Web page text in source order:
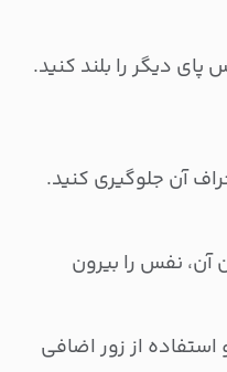
دیگر را بلند کنید.
آن جلوگیری کنید.
آن، نفس را بیرون
از زور اضافی